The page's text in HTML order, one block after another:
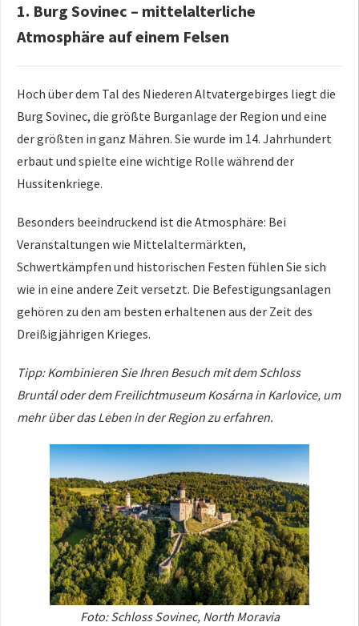
1. Burg Sovinec – mittelalterliche
Atmosphäre auf einem Felsen
Hoch über dem Tal des Niederen Altvatergebirges liegt die
Burg Sovinec, die größte Burganlage der Region und eine
der größten in ganz Mähren. Sie wurde im 14. Jahrhundert
erbaut und spielte eine wichtige Rolle während der
Hussitenkriege.
Besonders beeindruckend ist die Atmosphäre: Bei
Veranstaltungen wie Mittelaltermärkten,
Schwertkämpfen und historischen Festen fühlen Sie sich
wie in eine andere Zeit versetzt. Die Befestigungsanlagen
gehören zu den am besten erhaltenen aus der Zeit des
Dreißigjährigen Krieges.
Tipp: Kombinieren Sie Ihren Besuch mit dem Schloss
Bruntál oder dem Freilichtmuseum Kosárna in Karlovice, um
mehr über das Leben in der Region zu erfahren.
Foto: Schloss Sovinec, North Moravia